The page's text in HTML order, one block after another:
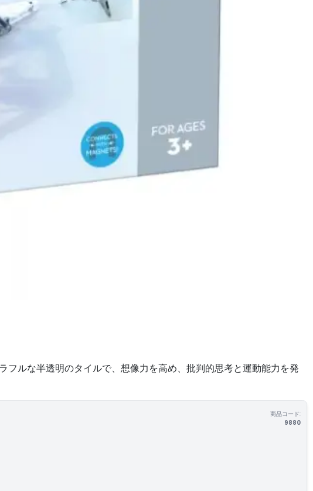
ルな半透明のタイルで、想像力を高め、批判的思考と運動能力を発
商品コード:
9880